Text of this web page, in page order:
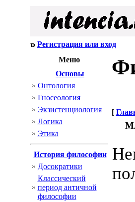
Регистрация или вход
Меню
Основы
Онтология
Гносеология
Экзистенциология
Логика
Этика
История философии
Досократики
Классический
период античной
философии
[